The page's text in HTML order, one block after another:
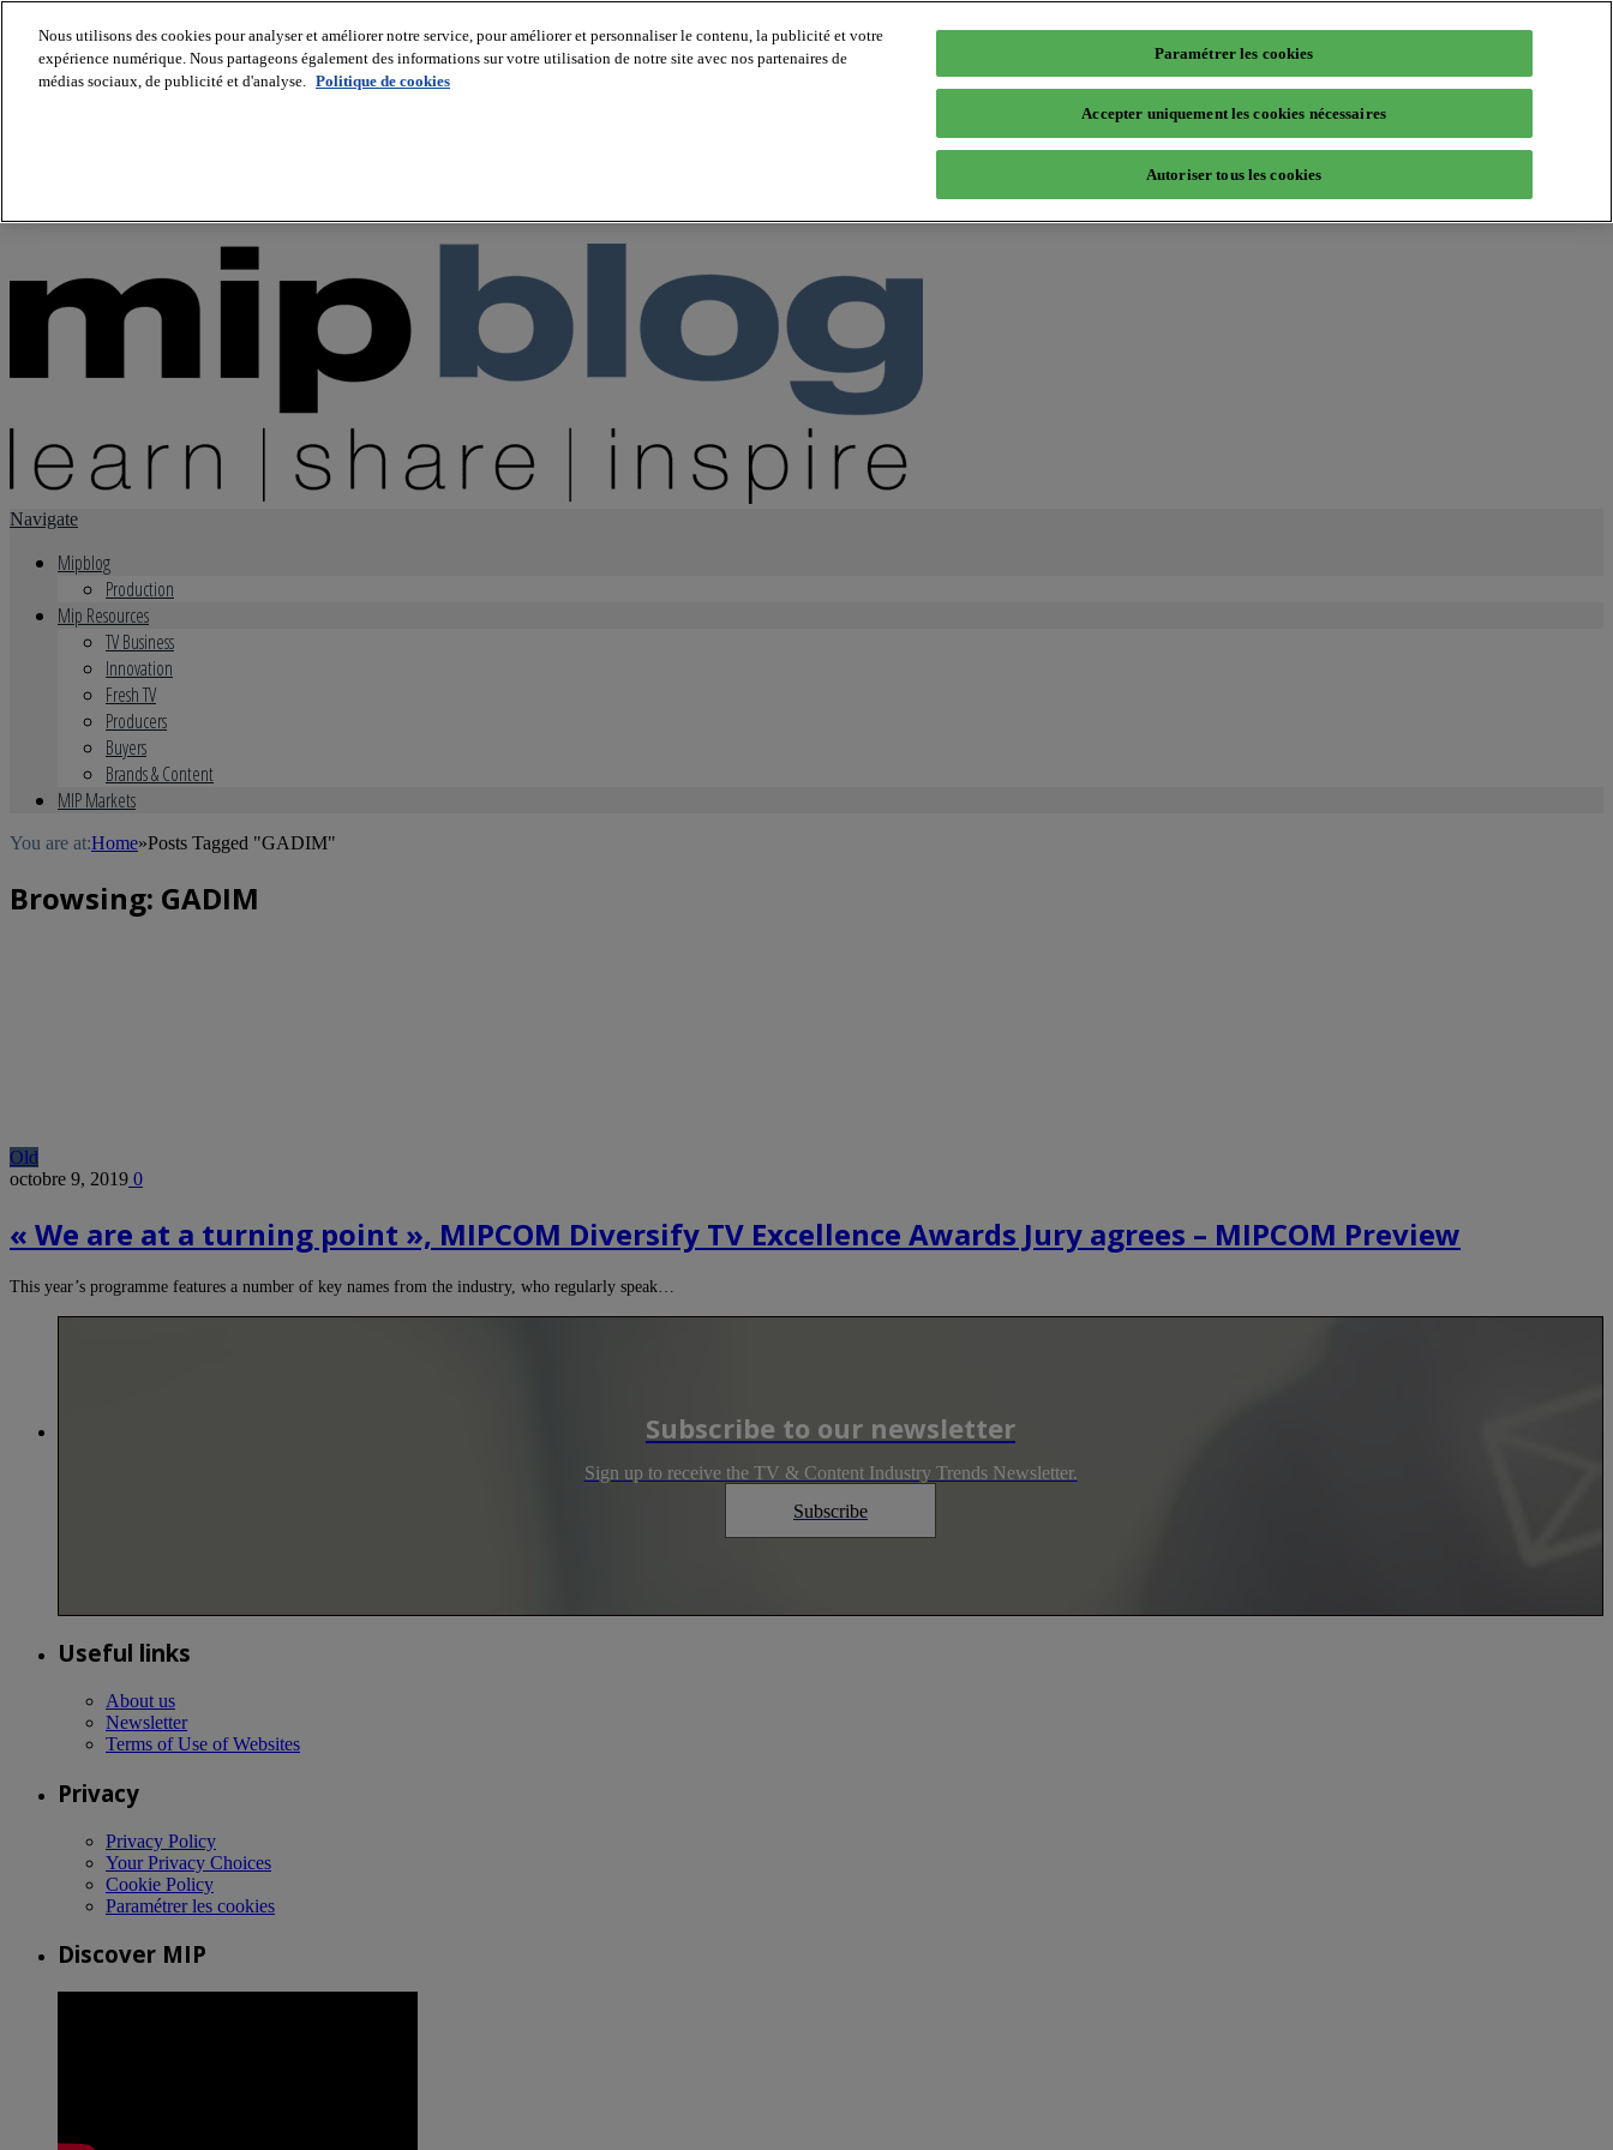
About us
Navigate
Mipblog
Production
Mip Resources
TV Business
Innovation
Fresh TV
Producers
Buyers
Brands & Content
MIP Markets
You are at:Home»Posts Tagged "GADIM"
Browsing: GADIM
Old
octobre 9, 2019 0
« We are at a turning point », MIPCOM Diversify TV Excellence Awards Jury agrees – MIPCOM Preview
This year’s programme features a number of key names from the industry, who regularly speak…
Subscribe to our newsletter
Sign up to receive the TV & Content Industry Trends Newsletter.
Subscribe
Useful links
About us
Newsletter
Terms of Use of Websites
Privacy
Privacy Policy
Your Privacy Choices
Cookie Policy
Paramétrer les cookies
Discover MIP
Nous utilisons des cookies pour analyser et améliorer notre service, pour améliorer et personnaliser le contenu, la publicité et votre
expérience numérique. Nous partageons également des informations sur votre utilisation de notre site avec nos partenaires de
médias sociaux, de publicité et d'analyse. Politique de cookies
Paramétrer les cookies
Accepter uniquement les cookies nécessaires
Autoriser tous les cookies